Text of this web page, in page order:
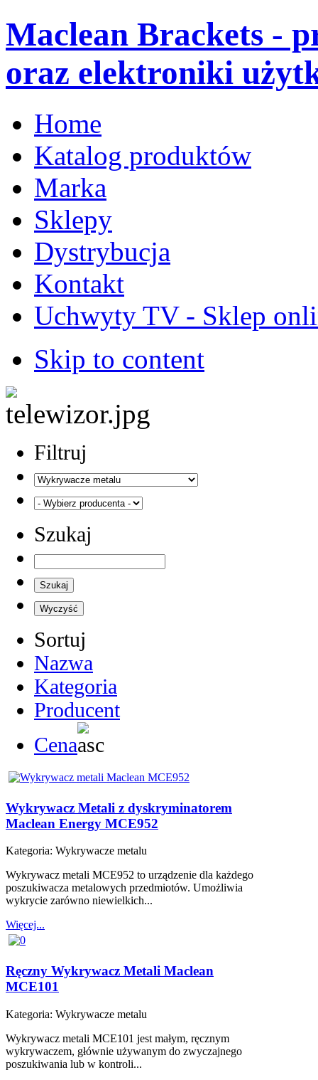
Maclean Brackets -
oraz elektroniki
Home
Katalog produktów
Marka
Sklepy
Dystrybucja
Kontakt
Uchwyty TV - Sklep
Skip to content
Filtruj
Szukaj
Sortuj
Nazwa
Kategoria
Producent
Cena
Wykrywacz Metali z dyskryminatorem
Maclean Energy MCE952
Kategoria: Wykrywacze metalu
Wykrywacz metali MCE952 to urządzenie dla każdego
poszukiwacza metalowych przedmiotów. Umożliwia
wykrycie zarówno niewielkich...
Więcej...
Ręczny Wykrywacz Metali Maclean
MCE101
Kategoria: Wykrywacze metalu
Wykrywacz metali MCE101 jest małym, ręcznym
wykrywaczem, głównie używanym do zwyczajnego
poszukiwania lub w kontroli...